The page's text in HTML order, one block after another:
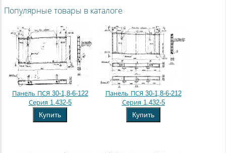
Популярные товары в каталоге
Панель ПСЯ 30-1,8-6-122
Серия 1.432-5
Купить
Панель ПСЯ 30-1,8-6-212
Серия 1.432-5
Купить